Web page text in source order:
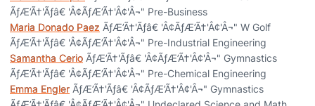
ÃƒÆ’Ã†'Ãƒâ€ 'Â¢ÃƒÆ’Ã†'Â¢'Â¬" Pre-Business
Maria Donado Paez ÃƒÆ’Ã†'Ãƒâ€ 'Â¢ÃƒÆ’Ã†'Â¢'Â¬" W Golf
ÃƒÆ’Ã†'Ãƒâ€ 'Â¢ÃƒÆ’Ã†'Â¢'Â¬" Pre-Industrial Engineering
Samantha Cerio ÃƒÆ’Ã†'Ãƒâ€ 'Â¢ÃƒÆ’Ã†'Â¢'Â¬" Gymnastics
ÃƒÆ’Ã†'Ãƒâ€ 'Â¢ÃƒÆ’Ã†'Â¢'Â¬" Pre-Chemical Engineering
Emma Engler ÃƒÆ’Ã†'Ãƒâ€ 'Â¢ÃƒÆ’Ã†'Â¢'Â¬" Gymnastics